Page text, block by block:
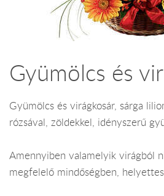
Gyümölcs és
Gyümölcs és virágkosár, sárga
rózsával, zöldekkel, idényszerű
Amennyiben valamelyik virágból
megfelelő mindőségben,